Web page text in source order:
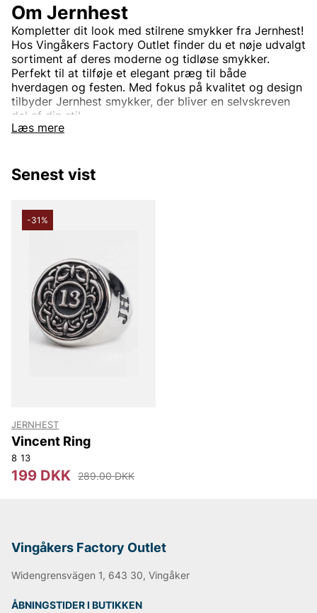
Læs mere
Om Jernhest
Kompletter dit look med stilrene smykker fra Jernhest!
Hos Vingåkers Factory Outlet finder du et nøje udvalgt
sortiment af deres moderne og tidløse smykker.
Perfekt til at tilføje et elegant præg til både
hverdagen og festen. Med fokus på kvalitet og design
tilbyder Jernhest smykker, der bliver en selvskreven
del af din stil.
Shop online eller besøg vores butik for at finde dine
Senest vist
-31%
JERNHEST
Vincent Ring
8 13
199 DKK 289.00 DKK
Vingåkers Factory Outlet
Widengrensvägen 1, 643 30, Vingåker
ÅBNINGSTIDER I BUTIKKEN